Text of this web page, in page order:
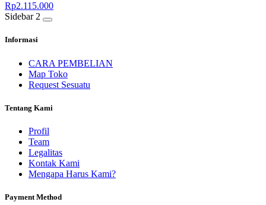
Rp2.115.000
Sidebar 2
Informasi
CARA PEMBELIAN
Map Toko
Request Sesuatu
Tentang Kami
Profil
Team
Legalitas
Kontak Kami
Mengapa Harus Kami?
Payment Method